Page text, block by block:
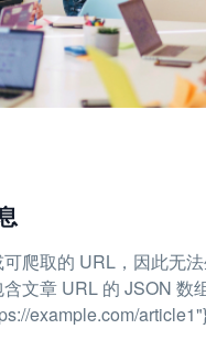
爬取的 URL，因此无
文章 URL 的 JSON 数
example.com/